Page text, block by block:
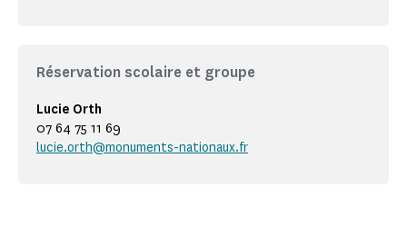
Réservation scolaire et groupe
Lucie Orth
07 64 75 11 69
lucie.orth@monuments-nationaux.fr